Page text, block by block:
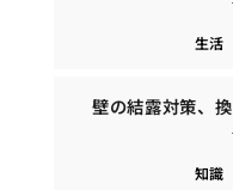
生活
壁の結露対策、
知識